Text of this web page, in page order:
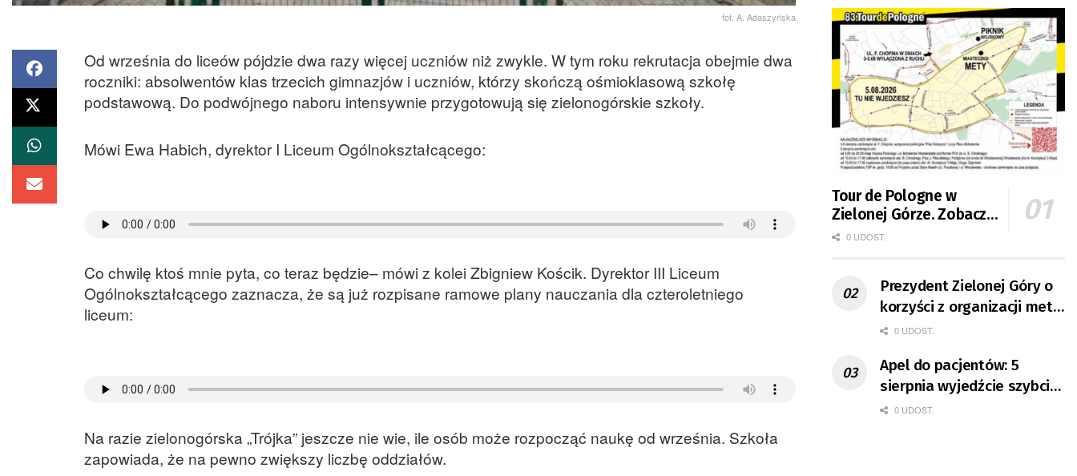
fot. A. Adaszyńska
Od września do liceów pójdzie dwa razy więcej uczniów niż zwykle. W tym roku rekrutacja obejmie dwa
roczniki: absolwentów klas trzecich gimnazjów i uczniów, którzy skończą ośmioklasową szkołę
podstawową. Do podwójnego naboru intensywnie przygotowują się zielonogórskie szkoły.
Mówi Ewa Habich, dyrektor I Liceum Ogólnokształcącego:
Co chwilę ktoś mnie pyta, co teraz będzie– mówi z kolei Zbigniew Kościk. Dyrektor III Liceum
Ogólnokształcącego zaznacza, że są już rozpisane ramowe plany nauczania dla czteroletniego
liceum:
Na razie zielonogórska „Trójka” jeszcze nie wie, ile osób może rozpocząć naukę od września. Szkoła
zapowiada, że na pewno zwiększy liczbę oddziałów.
Tour de Pologne w
Zielonej Górze. Zobacz
zmiany w organizacji
0 UDOST.
Prezydent Zielonej Góry o
korzyści z organizacji mety
Tour de Pologne
0 UDOST.
Apel do pacjentów: 5
sierpnia wyjedźcie szybciej
z domów
0 UDOST.